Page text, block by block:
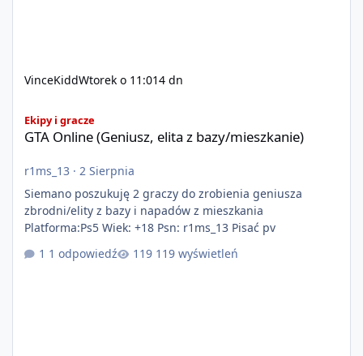
VinceKiddWtorek o 11:014 dn
Ekipy i gracze
GTA Online (Geniusz, elita z bazy/mieszkanie)
r1ms_13 · 2 Sierpnia
Siemano poszukuję 2 graczy do zrobienia geniusza
zbrodni/elity z bazy i napadów z mieszkania
Platforma:Ps5 Wiek: +18 Psn: r1ms_13 Pisać pv
1 odpowiedź
119 wyświetleń